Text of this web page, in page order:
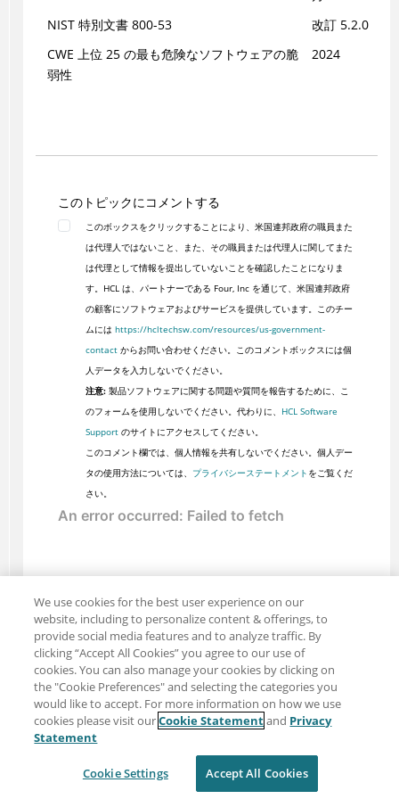
NIST 特別文書 800-53
改訂 5.2.0
CWE 上位 25 の最も危険なソフトウェアの脆
弱性
2024
このトピックにコメントする
このボックスをクリックすることにより、米国連邦政府の職員また
は代理人ではないこと、また、その職員または代理人に関してまた
は代理として情報を提出していないことを確認したことになりま
す。HCL は、パートナーである Four, Inc を通じて、米国連邦政府
の顧客にソフトウェアおよびサービスを提供しています。このチー
ムには https://hcltechsw.com/resources/us-government-
contactからお問い合わせください。このコメントボックスには個
人データを入力しないでください。
注意:製品ソフトウェアに関する問題や質問を報告するために、こ
のフォームを使用しないでください。代わりに、
HCL Software
Supportのサイトにアクセスしてください。
このコメント欄では、個人情報を共有しないでください。個人デー
タの使用方法については、
プライバシーステートメント をご覧くだ
さい。
共有: メール
ツイッター
プライバシー
利用規約
We use cookies for the best user experience on our
website, including to personalize content & offerings, to
provide social media features and to analyze traffic. By
clicking “Accept All Cookies” you agree to our use of
cookies. You can also manage your cookies by clicking on
the "Cookie Preferences" and selecting the categories you
would like to accept. For more information on how we use
cookies please visit ourCookie Statementand Privacy
Statement
Cookie Settings Accept All Cookies